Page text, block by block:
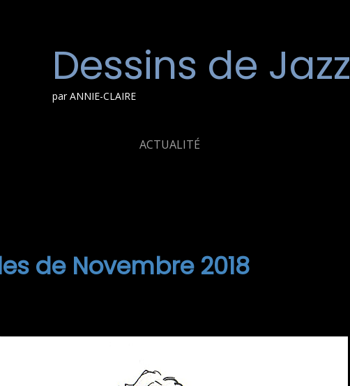
Dessins de Jazz
par ANNIE-CLAIRE
ACTUALITÉ
de Novembre 2018